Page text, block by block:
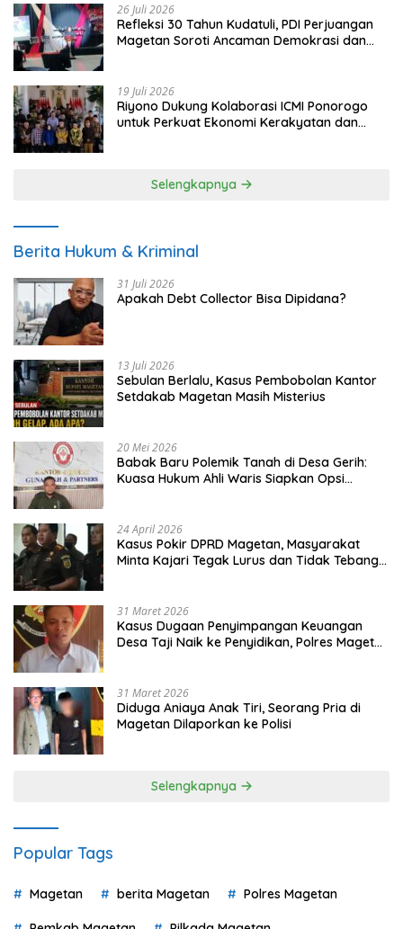
26 Juli 2026
Refleksi 30 Tahun Kudatuli, PDI Perjuangan
Magetan Soroti Ancaman Demokrasi dan
19 Juli 2026
Riyono Dukung Kolaborasi ICMI Ponorogo
untuk Perkuat Ekonomi Kerakyatan dan
Selengkapnya
Berita Hukum & Kriminal
31 Juli 2026
Apakah Debt Collector Bisa Dipidana?
13 Juli 2026
Sebulan Berlalu, Kasus Pembobolan Kantor
Setdakab Magetan Masih Misterius
20 Mei 2026
Babak Baru Polemik Tanah di Desa Gerih:
Kuasa Hukum Ahli Waris Siapkan Opsi
24 April 2026
Kasus Pokir DPRD Magetan, Masyarakat
Minta Kajari Tegak Lurus dan Tidak Tebang
31 Maret 2026
Kasus Dugaan Penyimpangan Keuangan
Desa Taji Naik ke Penyidikan, Polres Magetan
31 Maret 2026
Diduga Aniaya Anak Tiri, Seorang Pria di
Magetan Dilaporkan ke Polisi
Selengkapnya
Popular Tags
Magetan berita Magetan Polres Magetan